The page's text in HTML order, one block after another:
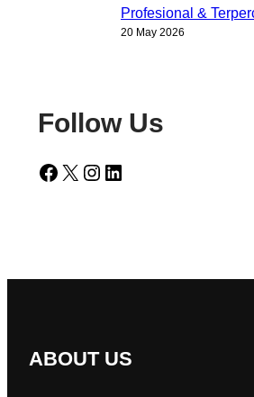
Profesional &
20 May 2026
Follow Us
Facebook X Instagram LinkedIn
ABOUT US